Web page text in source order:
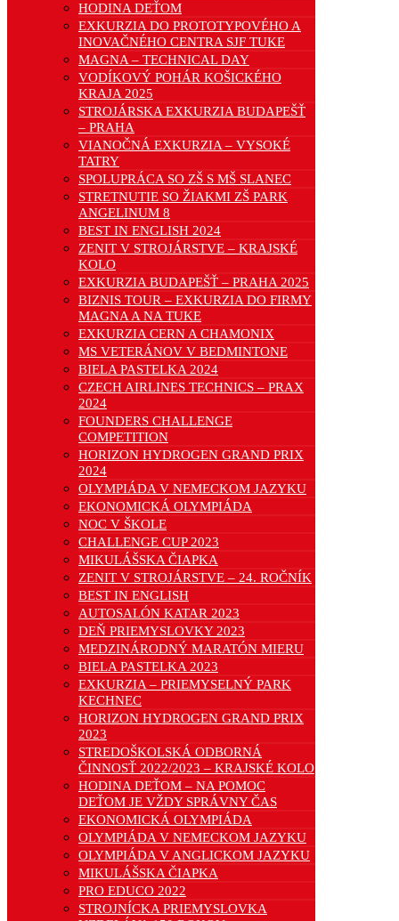
HODINA DEŤOM
EXKURZIA DO PROTOTYPOVÉHO A
INOVAČNÉHO CENTRA SJF TUKE
MAGNA – TECHNICAL DAY
VODÍKOVÝ POHÁR KOŠICKÉHO
KRAJA 2025
STROJÁRSKA EXKURZIA BUDAPEŠŤ
– PRAHA
VIANOČNÁ EXKURZIA – VYSOKÉ
TATRY
SPOLUPRÁCA SO ZŠ S MŠ SLANEC
STRETNUTIE SO ŽIAKMI ZŠ PARK
ANGELINUM 8
BEST IN ENGLISH 2024
ZENIT V STROJÁRSTVE – KRAJSKÉ
KOLO
EXKURZIA BUDAPEŠŤ – PRAHA 2025
BIZNIS TOUR – EXKURZIA DO FIRMY
MAGNA A NA TUKE
EXKURZIA CERN A CHAMONIX
MS VETERÁNOV V BEDMINTONE
BIELA PASTELKA 2024
CZECH AIRLINES TECHNICS – PRAX
2024
FOUNDERS CHALLENGE
COMPETITION
HORIZON HYDROGEN GRAND PRIX
2024
OLYMPIÁDA V NEMECKOM JAZYKU
EKONOMICKÁ OLYMPIÁDA
NOC V ŠKOLE
CHALLENGE CUP 2023
MIKULÁŠSKA ČIAPKA
ZENIT V STROJÁRSTVE – 24. ROČNÍK
BEST IN ENGLISH
AUTOSALÓN KATAR 2023
DEŇ PRIEMYSLOVKY 2023
MEDZINÁRODNÝ MARATÓN MIERU
BIELA PASTELKA 2023
EXKURZIA – PRIEMYSELNÝ PARK
KECHNEC
HORIZON HYDROGEN GRAND PRIX
2023
STREDOŠKOLSKÁ ODBORNÁ
ČINNOSŤ 2022/2023 – KRAJSKÉ KOLO
HODINA DEŤOM – NA POMOC
DEŤOM JE VŽDY SPRÁVNY ČAS
EKONOMICKÁ OLYMPIÁDA
OLYMPIÁDA V NEMECKOM JAZYKU
OLYMPIÁDA V ANGLICKOM JAZYKU
MIKULÁŠSKA ČIAPKA
PRO EDUCO 2022
STROJNÍCKA PRIEMYSLOVKA